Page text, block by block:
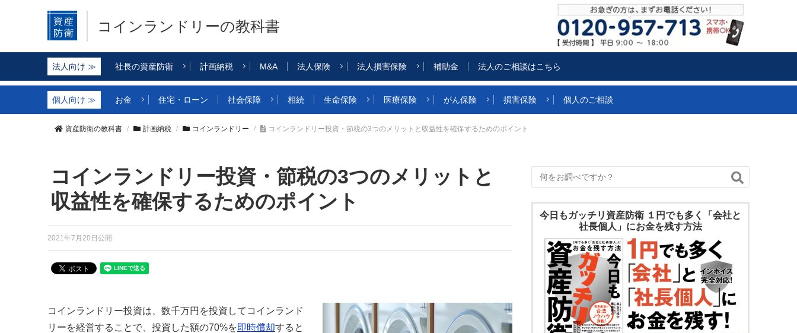
コインランドリーの教科書
社長の資産防衛 計画納税 M&A 法人保険 法人損害保険 補助金 法人のご相談はこちら
お金 住宅・ローン 社会保障 相続 生命保険 医療保険 がん保険 損害保険 個人のご相談
資産防衛の教科書 計画納税 コインランドリー コインランドリー投資・節税の3つのメリットと収益性を確保するためのポイント
コインランドリー投資・節税の3つのメリットと
収益性を確保するためのポイント
2021年7月20日公開
コインランドリー投資は、数千万円を投資してコインランド
リーを経営することで、投資した額の70%を即時償却すると
今日もガッチリ資産防衛 １円でも多く「会社と
社長個人」にお金を残す方法